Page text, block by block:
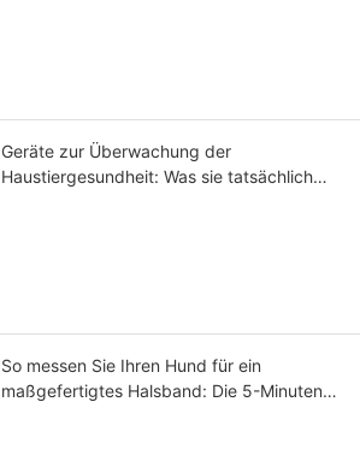
Geräte zur Überwachung der
Haustiergesundheit: Was sie tatsächlich
So messen Sie Ihren Hund für ein
maßgefertigtes Halsband: Die 5-Minuten-